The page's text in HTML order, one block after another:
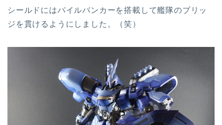
シールドにはパイルバンカーを搭載して艦隊のブリッ
ジを貫けるようにしました。（笑）